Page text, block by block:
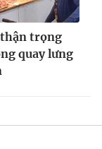
trọng
quay lưng